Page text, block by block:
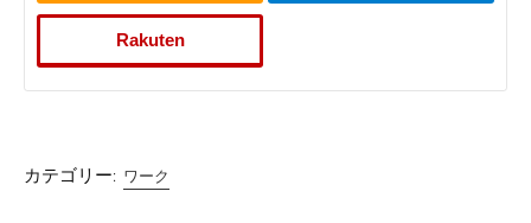
Rakuten
カテゴリー: ワーク